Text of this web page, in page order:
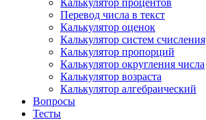
Калькулятор процентов
Перевод числа в текст
Калькулятор оценок
Калькулятор систем счисления
Калькулятор пропорций
Калькулятор округления числа
Калькулятор возраста
Калькулятор алгебраический
Вопросы
Тесты